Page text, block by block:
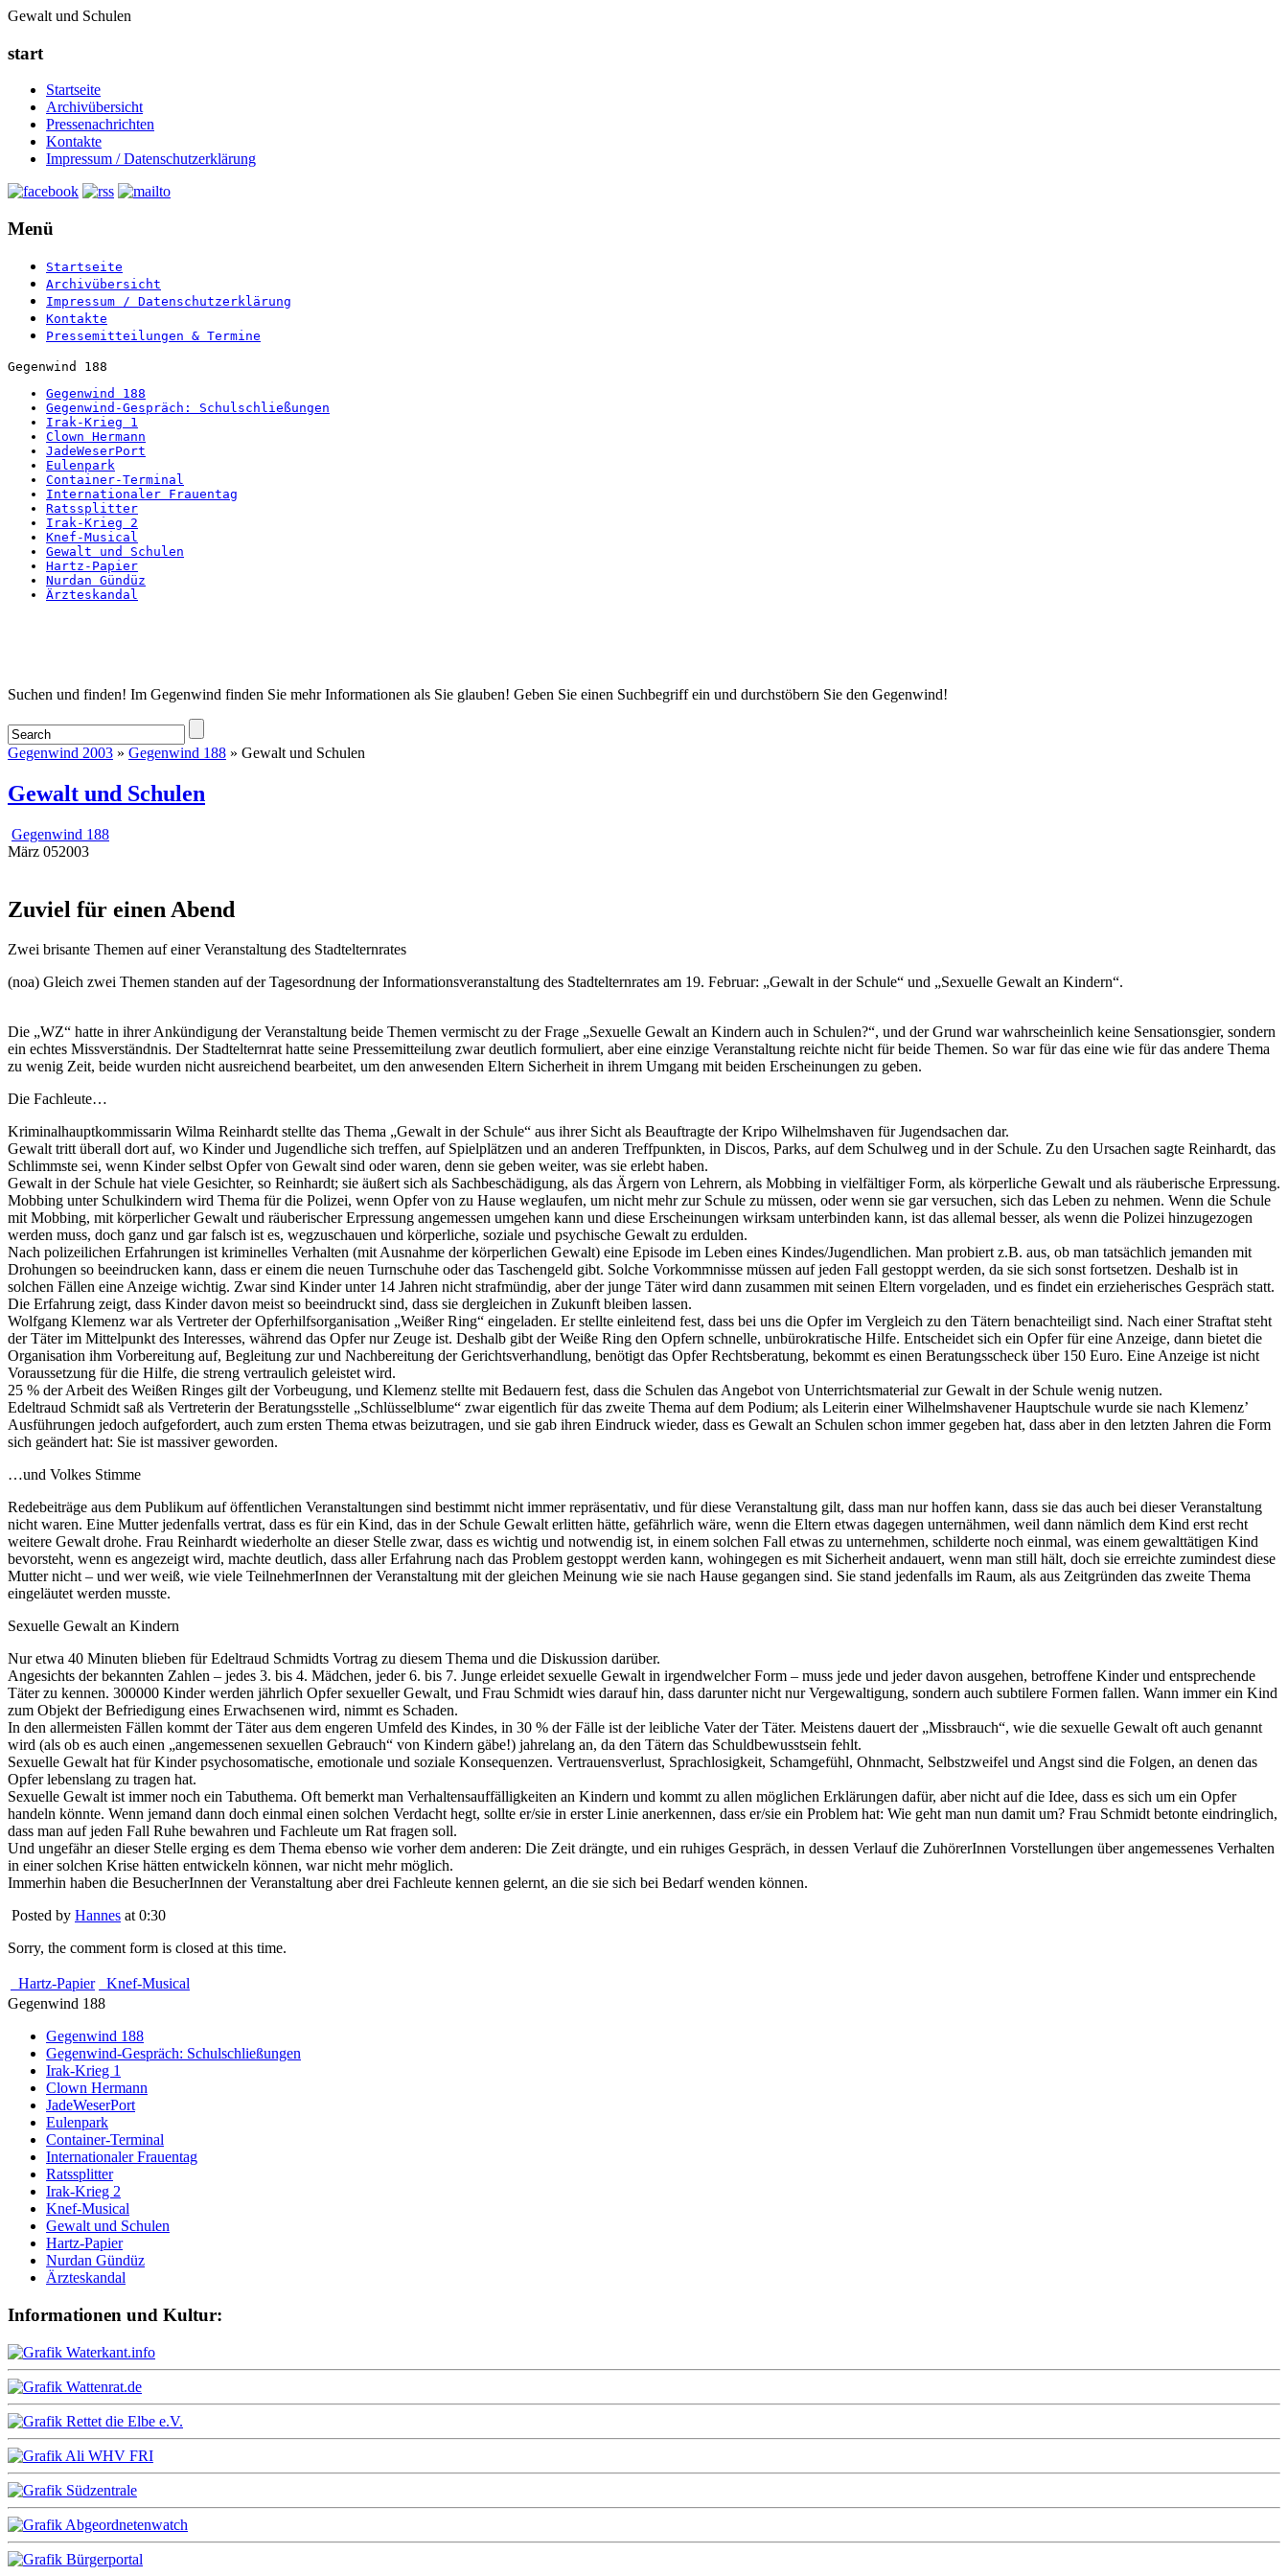
Gewalt und Schulen
start
Startseite
Archivübersicht
Pressenachrichten
Kontakte
Impressum / Datenschutzerklärung
Menü
Startseite
Archivübersicht
Impressum / Datenschutzerklärung
Kontakte
Pressemitteilungen & Termine
Gegenwind 188
Gegenwind 188
Gegenwind-Gespräch: Schulschließungen
Irak-Krieg 1
Clown Hermann
JadeWeserPort
Eulenpark
Container-Terminal
Internationaler Frauentag
Ratssplitter
Irak-Krieg 2
Knef-Musical
Gewalt und Schulen
Hartz-Papier
Nurdan Gündüz
Ärzteskandal
Startseite
Suchen und finden! Im Gegenwind finden Sie mehr Informationen als Sie glauben! Geben Sie einen Suchbegriff ein und durchstöbern Sie den Gegenwind!
Gegenwind 2003 » Gegenwind 188 » Gewalt und Schulen
Gewalt und Schulen
Gegenwind 188
März 052003
Zuviel für einen Abend
Zwei brisante Themen auf einer Veranstaltung des Stadtelternrates
(noa) Gleich zwei Themen standen auf der Tagesordnung der Informationsveranstaltung des Stadtelternrates am 19. Februar: „Gewalt in der Schule“ und „Sexuelle Gewalt an Kindern“.
Die „WZ“ hatte in ihrer Ankündigung der Veranstaltung beide Themen vermischt zu der Frage „Sexuelle Gewalt an Kindern auch in Schulen?“, und der Grund war wahrscheinlich keine Sensationsgier, sondern
ein echtes Missverständnis. Der Stadtelternrat hatte seine Pressemitteilung zwar deutlich formuliert, aber eine einzige Veranstaltung reichte nicht für beide Themen. So war für das eine wie für das andere Thema
zu wenig Zeit, beide wurden nicht ausreichend bearbeitet, um den anwesenden Eltern Sicherheit in ihrem Umgang mit beiden Erscheinungen zu geben.
Die Fachleute…
Kriminalhauptkommissarin Wilma Reinhardt stellte das Thema „Gewalt in der Schule“ aus ihrer Sicht als Beauftragte der Kripo Wilhelmshaven für Jugendsachen dar.
Gewalt tritt überall dort auf, wo Kinder und Jugendliche sich treffen, auf Spielplätzen und an anderen Treffpunkten, in Discos, Parks, auf dem Schulweg und in der Schule. Zu den Ursachen sagte Reinhardt, das
Schlimmste sei, wenn Kinder selbst Opfer von Gewalt sind oder waren, denn sie geben weiter, was sie erlebt haben.
Gewalt in der Schule hat viele Gesichter, so Reinhardt; sie äußert sich als Sachbeschädigung, als das Ärgern von Lehrern, als Mobbing in vielfältiger Form, als körperliche Gewalt und als räuberische Erpressung.
Mobbing unter Schulkindern wird Thema für die Polizei, wenn Opfer von zu Hause weglaufen, um nicht mehr zur Schule zu müssen, oder wenn sie gar versuchen, sich das Leben zu nehmen. Wenn die Schule
mit Mobbing, mit körperlicher Gewalt und räuberischer Erpressung angemessen umgehen kann und diese Erscheinungen wirksam unterbinden kann, ist das allemal besser, als wenn die Polizei hinzugezogen
werden muss, doch ganz und gar falsch ist es, wegzuschauen und körperliche, soziale und psychische Gewalt zu erdulden.
Nach polizeilichen Erfahrungen ist kriminelles Verhalten (mit Ausnahme der körperlichen Gewalt) eine Episode im Leben eines Kindes/Jugendlichen. Man probiert z.B. aus, ob man tatsächlich jemanden mit
Drohungen so beeindrucken kann, dass er einem die neuen Turnschuhe oder das Taschengeld gibt. Solche Vorkommnisse müssen auf jeden Fall gestoppt werden, da sie sich sonst fortsetzen. Deshalb ist in
solchen Fällen eine Anzeige wichtig. Zwar sind Kinder unter 14 Jahren nicht strafmündig, aber der junge Täter wird dann zusammen mit seinen Eltern vorgeladen, und es findet ein erzieherisches Gespräch statt.
Die Erfahrung zeigt, dass Kinder davon meist so beeindruckt sind, dass sie dergleichen in Zukunft bleiben lassen.
Wolfgang Klemenz war als Vertreter der Opferhilfsorganisation „Weißer Ring“ eingeladen. Er stellte einleitend fest, dass bei uns die Opfer im Vergleich zu den Tätern benachteiligt sind. Nach einer Straftat steht
der Täter im Mittelpunkt des Interesses, während das Opfer nur Zeuge ist. Deshalb gibt der Weiße Ring den Opfern schnelle, unbürokratische Hilfe. Entscheidet sich ein Opfer für eine Anzeige, dann bietet die
Organisation ihm Vorbereitung auf, Begleitung zur und Nachbereitung der Gerichtsverhandlung, benötigt das Opfer Rechtsberatung, bekommt es einen Beratungsscheck über 150 Euro. Eine Anzeige ist nicht
Voraussetzung für die Hilfe, die streng vertraulich geleistet wird.
25 % der Arbeit des Weißen Ringes gilt der Vorbeugung, und Klemenz stellte mit Bedauern fest, dass die Schulen das Angebot von Unterrichtsmaterial zur Gewalt in der Schule wenig nutzen.
Edeltraud Schmidt saß als Vertreterin der Beratungsstelle „Schlüsselblume“ zwar eigentlich für das zweite Thema auf dem Podium; als Leiterin einer Wilhelmshavener Hauptschule wurde sie nach Klemenz’
Ausführungen jedoch aufgefordert, auch zum ersten Thema etwas beizutragen, und sie gab ihren Eindruck wieder, dass es Gewalt an Schulen schon immer gegeben hat, dass aber in den letzten Jahren die Form
sich geändert hat: Sie ist massiver geworden.
…und Volkes Stimme
Redebeiträge aus dem Publikum auf öffentlichen Veranstaltungen sind bestimmt nicht immer repräsentativ, und für diese Veranstaltung gilt, dass man nur hoffen kann, dass sie das auch bei dieser Veranstaltung
nicht waren. Eine Mutter jedenfalls vertrat, dass es für ein Kind, das in der Schule Gewalt erlitten hätte, gefährlich wäre, wenn die Eltern etwas dagegen unternähmen, weil dann nämlich dem Kind erst recht
weitere Gewalt drohe. Frau Reinhardt wiederholte an dieser Stelle zwar, dass es wichtig und notwendig ist, in einem solchen Fall etwas zu unternehmen, schilderte noch einmal, was einem gewalttätigen Kind
bevorsteht, wenn es angezeigt wird, machte deutlich, dass aller Erfahrung nach das Problem gestoppt werden kann, wohingegen es mit Sicherheit andauert, wenn man still hält, doch sie erreichte zumindest diese
Mutter nicht – und wer weiß, wie viele TeilnehmerInnen der Veranstaltung mit der gleichen Meinung wie sie nach Hause gegangen sind. Sie stand jedenfalls im Raum, als aus Zeitgründen das zweite Thema
eingeläutet werden musste.
Sexuelle Gewalt an Kindern
Nur etwa 40 Minuten blieben für Edeltraud Schmidts Vortrag zu diesem Thema und die Diskussion darüber.
Angesichts der bekannten Zahlen – jedes 3. bis 4. Mädchen, jeder 6. bis 7. Junge erleidet sexuelle Gewalt in irgendwelcher Form – muss jede und jeder davon ausgehen, betroffene Kinder und entsprechende
Täter zu kennen. 300000 Kinder werden jährlich Opfer sexueller Gewalt, und Frau Schmidt wies darauf hin, dass darunter nicht nur Vergewaltigung, sondern auch subtilere Formen fallen. Wann immer ein Kind
zum Objekt der Befriedigung eines Erwachsenen wird, nimmt es Schaden.
In den allermeisten Fällen kommt der Täter aus dem engeren Umfeld des Kindes, in 30 % der Fälle ist der leibliche Vater der Täter. Meistens dauert der „Missbrauch“, wie die sexuelle Gewalt oft auch genannt
wird (als ob es auch einen „angemessenen sexuellen Gebrauch“ von Kindern gäbe!) jahrelang an, da den Tätern das Schuldbewusstsein fehlt.
Sexuelle Gewalt hat für Kinder psychosomatische, emotionale und soziale Konsequenzen. Vertrauensverlust, Sprachlosigkeit, Schamgefühl, Ohnmacht, Selbstzweifel und Angst sind die Folgen, an denen das
Opfer lebenslang zu tragen hat.
Sexuelle Gewalt ist immer noch ein Tabuthema. Oft bemerkt man Verhaltensauffälligkeiten an Kindern und kommt zu allen möglichen Erklärungen dafür, aber nicht auf die Idee, dass es sich um ein Opfer
handeln könnte. Wenn jemand dann doch einmal einen solchen Verdacht hegt, sollte er/sie in erster Linie anerkennen, dass er/sie ein Problem hat: Wie geht man nun damit um? Frau Schmidt betonte eindringlich,
dass man auf jeden Fall Ruhe bewahren und Fachleute um Rat fragen soll.
Und ungefähr an dieser Stelle erging es dem Thema ebenso wie vorher dem anderen: Die Zeit drängte, und ein ruhiges Gespräch, in dessen Verlauf die ZuhörerInnen Vorstellungen über angemessenes Verhalten
in einer solchen Krise hätten entwickeln können, war nicht mehr möglich.
Immerhin haben die BesucherInnen der Veranstaltung aber drei Fachleute kennen gelernt, an die sie sich bei Bedarf wenden können.
Posted by Hannes at 0:30
Sorry, the comment form is closed at this time.
Hartz-Papier
Knef-Musical
Gegenwind 188
Gegenwind 188
Gegenwind-Gespräch: Schulschließungen
Irak-Krieg 1
Clown Hermann
JadeWeserPort
Eulenpark
Container-Terminal
Internationaler Frauentag
Ratssplitter
Irak-Krieg 2
Knef-Musical
Gewalt und Schulen
Hartz-Papier
Nurdan Gündüz
Ärzteskandal
Informationen und Kultur: